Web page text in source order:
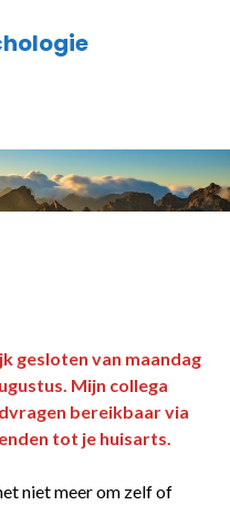
gesloten van maandag
Mijn collega
bereikbaar via
tot je huisarts.
niet meer om zelf of